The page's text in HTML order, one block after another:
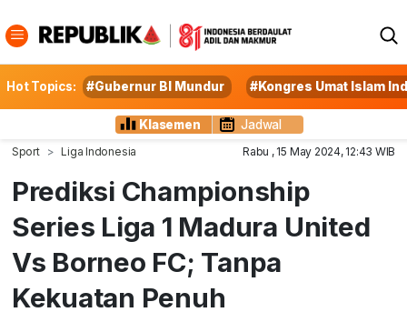
Hot Topics: #Gubernur BI Mundur #Kongres Umat Islam
Klasemen Jadwal
Sport Liga Indonesia Rabu , 15 May 2024, 12:43 WIB
Prediksi Championship
Series Liga 1 Madura United
Vs Borneo FC; Tanpa
Kekuatan Penuh